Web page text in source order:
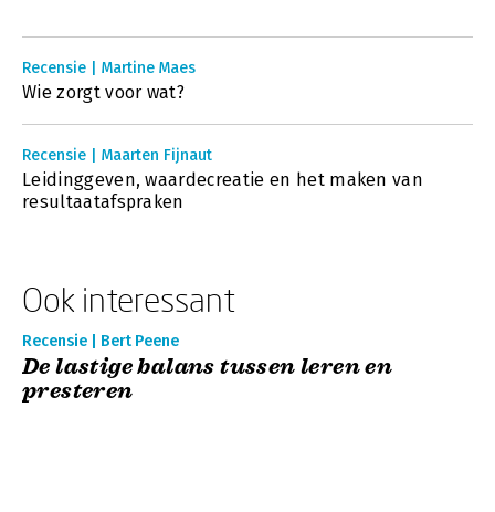
Recensie | Martine Maes
Wie zorgt voor wat?
Recensie | Maarten Fijnaut
Leidinggeven, waardecreatie en het maken van
resultaatafspraken
Ook interessant
Recensie | Bert Peene
De lastige balans tussen leren en
presteren